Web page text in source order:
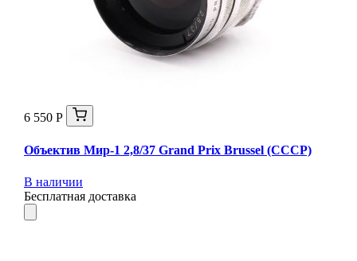
6 550 Р
Объектив Мир-1 2,8/37 Grand Prix Brussel (СССР)
В наличии
Бесплатная доставка